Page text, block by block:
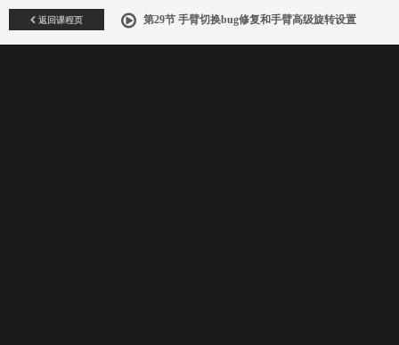
返回课程页 第29节 手臂切换bug修复和手臂高级旋转设置